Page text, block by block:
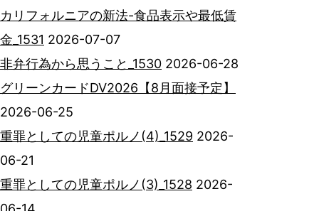
カリフォルニアの新法-食品表示や最低賃
金_1531 2026-07-07
非弁行為から思うこと_1530 2026-06-28
グリーンカードDV2026【8月面接予定】
2026-06-25
重罪としての児童ポルノ(4)_1529 2026-
06-21
重罪としての児童ポルノ(3)_1528 2026-